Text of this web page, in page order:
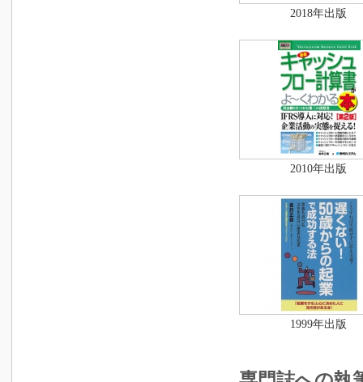
2018年出版
2010年出版
1999年出版